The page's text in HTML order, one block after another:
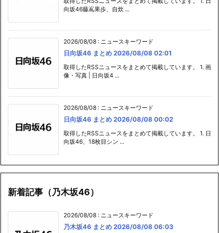
向坂46藤嶌果歩、自炊 ...
2026/08/08 : ニュースキーワード
日向坂46 まとめ 2026/08/08 02:01
取得したRSSニュースをまとめて掲載しています。 1. 画
像・写真 | 日向坂4 ...
2026/08/08 : ニュースキーワード
日向坂46 まとめ 2026/08/08 00:02
取得したRSSニュースをまとめて掲載しています。 1. 日
向坂46、18枚目シン ...
新着記事（乃木坂46）
2026/08/08 : ニュースキーワード
乃木坂46 まとめ 2026/08/08 06:03